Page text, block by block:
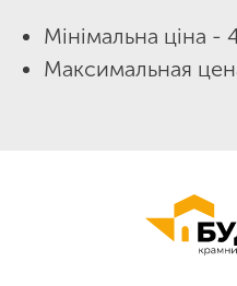
Мінімальна ціна -
Максимальная